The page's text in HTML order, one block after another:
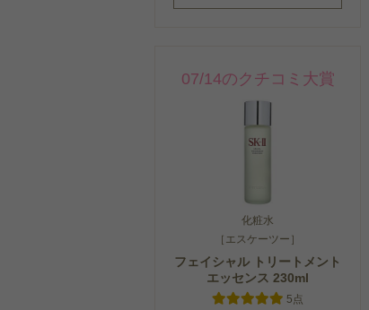
07/14のクチコミ大賞
化粧水
［エスケーツー］
フェイシャル トリートメント
エッセンス 230ml
5点